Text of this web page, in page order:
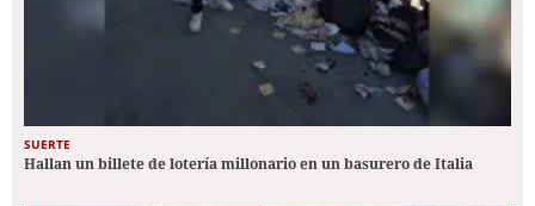
SUERTE
Hallan un billete de lotería millonario en un basurero de Italia